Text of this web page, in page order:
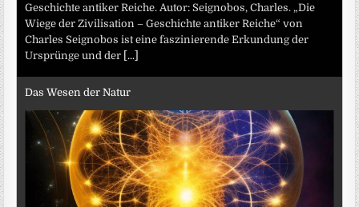
Geschichte antiker Reiche. Autor: Seignobos, Charles. „Die
Wiege der Zivilisation – Geschichte antiker Reiche“ von
Charles Seignobos ist eine faszinierende Erkundung der
Ursprünge und der [...]
Das Wesen der Natur